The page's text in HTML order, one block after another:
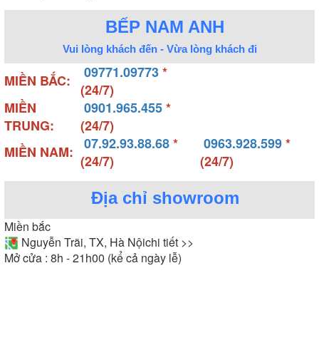
BẾP NAM ANH
Vui lòng khách đến - Vừa lòng khách đi
MIỀN BẮC: 09771.09773*
(24/7)
MIỀN
TRUNG:
0901.965.455*
(24/7)
MIỀN NAM:
07.92.93.88.68*
(24/7)
0963.928.599*
(24/7)
Địa chỉ showroom
Miền bắc
Nguyễn Trãi, TX, Hà Nộichi tiết >>
Mở cửa : 8h - 21h00 (kể cả ngày lễ)